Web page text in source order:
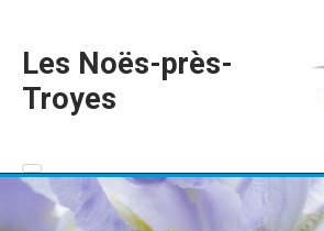
Les Noës-près-
Troyes